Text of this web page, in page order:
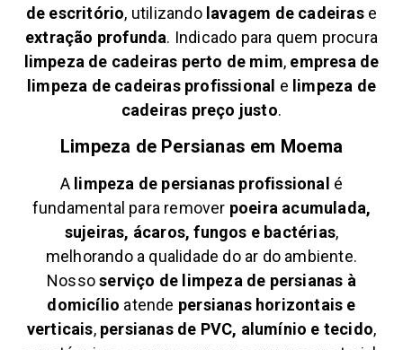
de escritório, utilizando lavagem de cadeirase
extração profunda. Indicado para quem procura
limpeza de cadeiras perto de mim, empresa de
limpeza de cadeiras profissional e limpeza de
cadeiras preço justo.
Limpeza de Persianas em Moema
A limpeza de persianas profissional é
fundamental para remover poeira acumulada,
sujeiras, ácaros, fungos e bactérias,
melhorando a qualidade do ar do ambiente.
Nossoserviço de limpeza de persianas à
domicílio atende persianas horizontais e
verticais, persianas de PVC, alumínio e tecido,